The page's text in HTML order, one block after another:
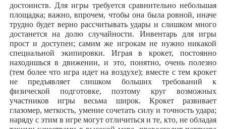
достоинств. Для игры требуется сравнительно небольшая
площадка; важно, впрочем, чтобы она была ровной, иначе
трудно будет верно рассчитывать удары и слишком много
достанется на долю случайности. Инвентарь для игры
прост и доступен; самим же игрокам не нужно никакой
специальной экипировки. Играя в крокет, постоянно
находишься в движении, и это, понятно, очень полезно
(тем более что игра идет на воздухе); вместе с тем крокет
не предъявляет слишком больших требований к
физической подготовке, поэтому круг возможных
участников игры весьма широк. Крокет развивает
глазомер, меткость, умение сочетать силу и точность удара;
наряду с этим в игре могут отличиться и те, кто, не обладая